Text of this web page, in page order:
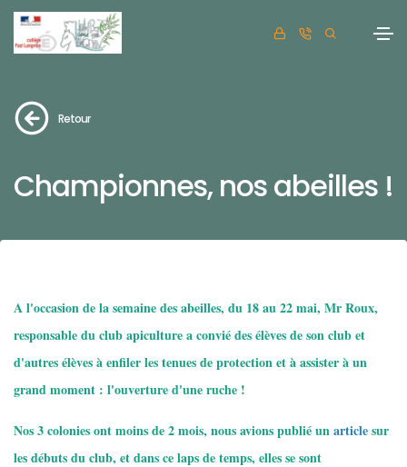
Retour
Championnes, nos abeilles !
A l'occasion de la semaine des abeilles, du 18 au 22 mai, Mr Roux,
responsable du club apiculture a convié des élèves de son club et
d'autres élèves à enfiler les tenues de protection et à assister à un
grand moment : l'ouverture d'une ruche !
Nos 3 colonies ont moins de 2 mois, nous avions publié unarticlesur
les débuts du club, et dans ce laps de temps, elles se sont